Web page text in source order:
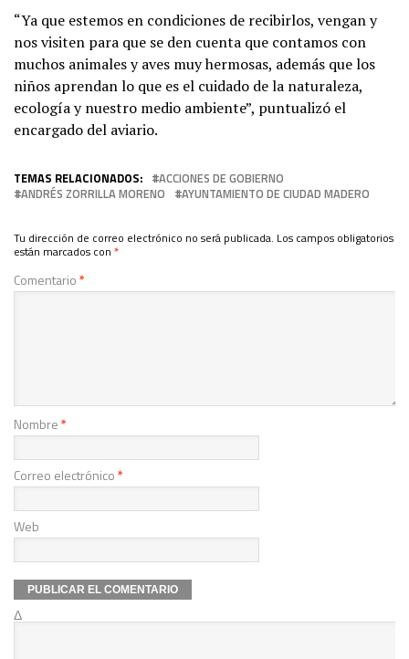
“Ya que estemos en condiciones de recibirlos, vengan y
nos visiten para que se den cuenta que contamos con
muchos animales y aves muy hermosas, además que los
niños aprendan lo que es el cuidado de la naturaleza,
ecología y nuestro medio ambiente”, puntualizó el
encargado del aviario.
TEMAS RELACIONADOS:
ACCIONES DE GOBIERNO
ANDRÉS ZORRILLA MORENO
AYUNTAMIENTO DE CIUDAD MADERO
Tu dirección de correo electrónico no será publicada. Los campos obligatorios
están marcados con *
Comentario*
Nombre*
Correo electrónico*
Web
Δ